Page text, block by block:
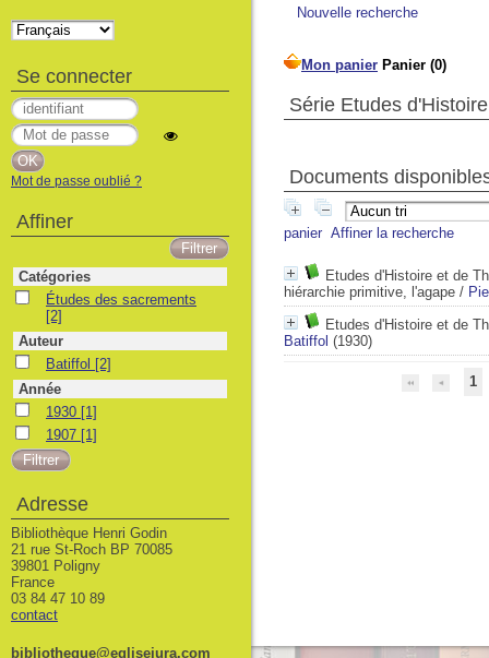
Nouvelle recherche
Série Etudes
Documents
panier Affiner la recherche
Etudes d'Histoire et de
hiérarchie primitive, l'agape /
Etudes d'Histoire et de
Batiffol (1930)
1
Se connecter
Mot de passe oublié ?
Affiner
Catégories
Études des sacrements
Études des sacrements
[2]
Auteur
BatiffolBatiffol [2]
Année
1930 1930 [1]
1907 1907 [1]
Adresse
Bibliothèque Henri Godin
21 rue St-Roch BP 70085
39801 Poligny
France
03 84 47 10 89
contact
bibliotheque@eglisejura.com